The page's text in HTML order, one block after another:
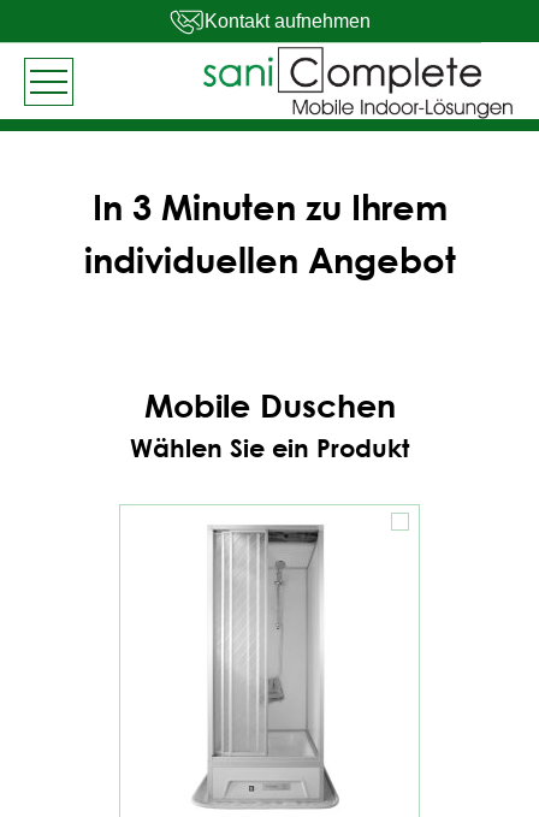
Kontakt aufnehmen
In 3 Minuten zu Ihrem
individuellen Angebot
Mobile Duschen
Wählen Sie ein Produkt